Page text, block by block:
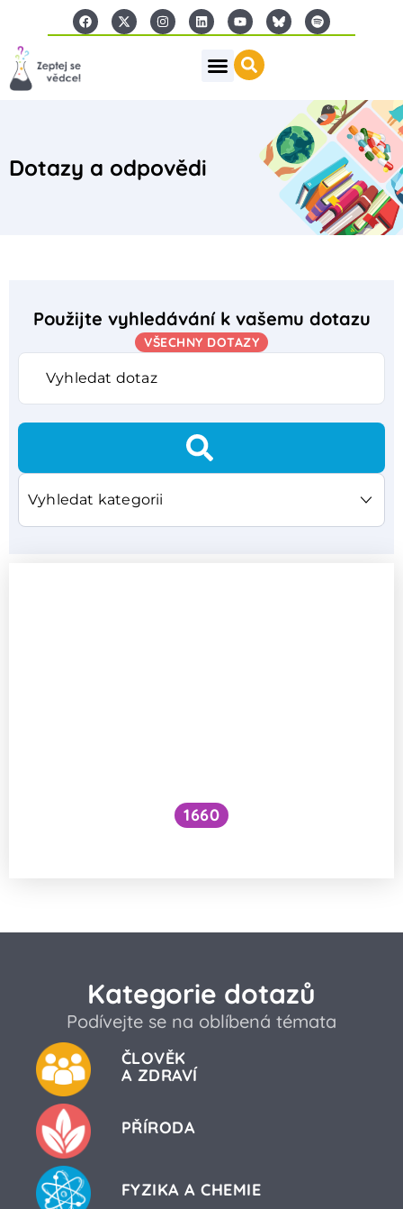
Dotazy a odpovědi
Použijte vyhledávání k vašemu dotazu
VŠECHNY DOTAZY
1660
Kategorie dotazů
Podívejte se na oblíbená témata
ČLOVĚK
A ZDRAVÍ
PŘÍRODA
FYZIKA A CHEMIE